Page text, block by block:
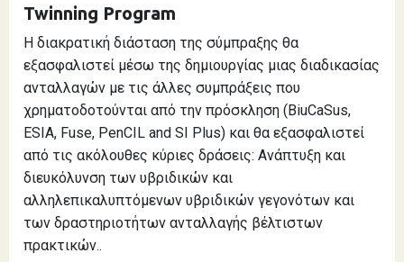
Twinning Program
Η διακρατική διάσταση της σύμπραξης θα
εξασφαλιστεί μέσω της δημιουργίας μιας διαδικασίας
ανταλλαγών με τις άλλες συμπράξεις που
χρηματοδοτούνται από την πρόσκληση (BiuCaSus,
ESIA, Fuse, PenCIL and SI Plus) και θα εξασφαλιστεί
από τις ακόλουθες κύριες δράσεις: Ανάπτυξη και
διευκόλυνση των υβριδικών και
αλληλεπικαλυπτόμενων υβριδικών γεγονότων και
των δραστηριοτήτων ανταλλαγής βέλτιστων
πρακτικών..